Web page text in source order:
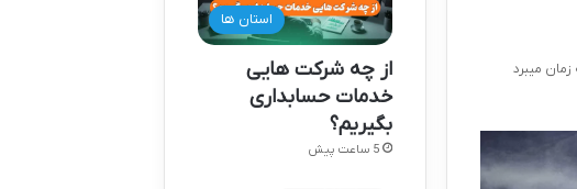
استان ها
از چه شرکت هایی
خدمات حسابداری
بگیریم؟
5 ساعت پیش